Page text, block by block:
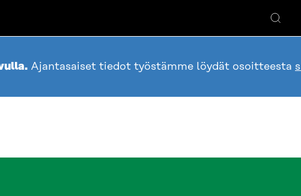
Ajantasaiset tiedot työstämme löydät osoitteesta